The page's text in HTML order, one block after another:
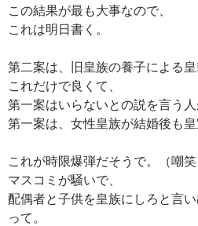
この結果が最も大事なので、
これは明日書く。
第二案は、旧皇族の養子による皇
これだけで良くて、
第一案はいらないとの説を言う人
第一案は、女性皇族が結婚後も皇
これが時限爆弾だそうで。（嘲笑
マスコミが騒いで、
配偶者と子供を皇族にしろと言
って。